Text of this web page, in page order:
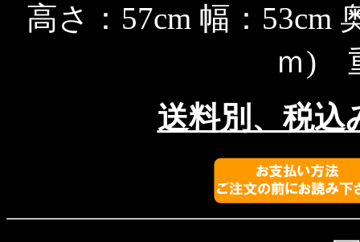
高さ：57cm 幅：53cm
ｍ)
送料別、税